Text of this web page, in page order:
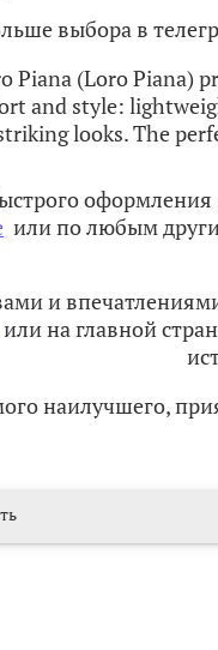
выбора в
Piana (Loro Piana)
and style:
looks. The
оформления
или по любым
и
или на главной
наилучшего,